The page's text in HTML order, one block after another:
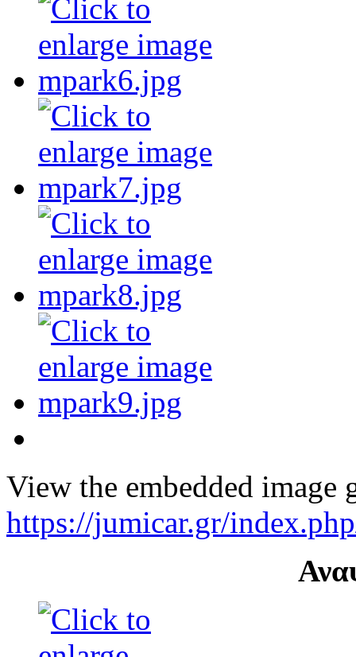
View the embedded image
https://jumicar.gr/